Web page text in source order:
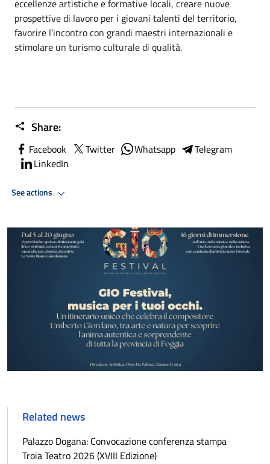
eccellenze artistiche e formative locali, creare nuove
prospettive di lavoro per i giovani talenti del territorio,
favorire l’incontro con grandi maestri internazionali e
stimolare un turismo culturale di qualità.
Share:
Facebook Twitter Whatsapp
Telegram
LinkedIn
See actions
Related news
Palazzo Dogana: Convocazione conferenza stampa
Troia Teatro 2026 (XVIII Edizione)